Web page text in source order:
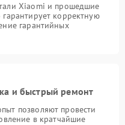
Xiaomi и прошедшие
корректную
гарантийных
и быстрый ремонт
позволяют провести
в кратчайшие